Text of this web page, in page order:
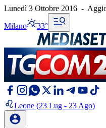
Lunedì 3 Ottobre 2016 -
Milano 33°
Leone (23 Lug - 23 Ago)